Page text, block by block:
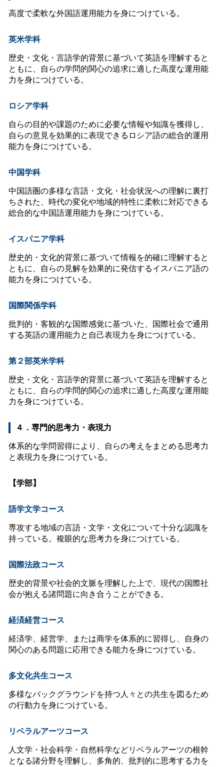
高度で柔軟な外国語運用能力を身につけている。
英米学科
歴史・文化・言語学的背景に基づいて英語を理解すると
ともに、自らの学問的関心の追求に適した高度な運用能
力を身につけている。
ロシア学科
自らの目的や課題のために必要な情報や知識を獲得し、
自らの意見を効果的に表現できるロシア語の総合的運用
能力を身につけている。
中国学科
中国語圏の多様な言語・文化・社会状況への理解に裏打
ちされた、時代の変化や地域的特性に柔軟に対応できる
総合的な中国語運用能力を身につけている。
イスパニア学科
歴史的・文化的背景に基づいて情報を的確に理解すると
ともに、自らの見解を効果的に発信するイスパニア語の
能力を身につけている。
国際関係学科
批判的・客観的な国際感覚に基づいた、国際社会で通用
する英語の運用能力と自己表現力を身につけている。
第２部英米学科
歴史・文化・言語学的背景に基づいて英語を理解すると
ともに、自らの学問的関心の追求に適した高度な運用能
力を身につけている。
４．専門的思考力・表現力
体系的な学問習得により、自らの考えをまとめる思考力
と表現力を身につけている。
【学部】
語学文学コース
専攻する地域の言語・文学・文化について十分な認識を
持っている。複眼的な思考力を身につけている。
国際法政コース
歴史的背景や社会的文脈を理解した上で、現代の国際社
会が抱える諸問題に向き合うことができる。
経済経営コース
経済学、経営学、または商学を体系的に習得し、自身の
関心のある問題に応用できる能力を身につけている。
多文化共生コース
多様なバックグラウンドを持つ人々との共生を図るため
の行動力を身につけている。
リベラルアーツコース
人文学・社会科学・自然科学などリベラルアーツの根幹
となる諸分野を理解し、多角的、批判的に思考する力を